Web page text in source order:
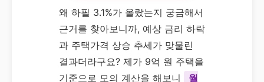
왜 하필 3.1%가 올랐는지 궁금해서
근거를 찾아보니까, 예상 금리 하락
과 주택가격 상승 추세가 맞물린
결과더라구요? 제가 9억 원 주택을
기준으로 모의 계산을 해보니
월